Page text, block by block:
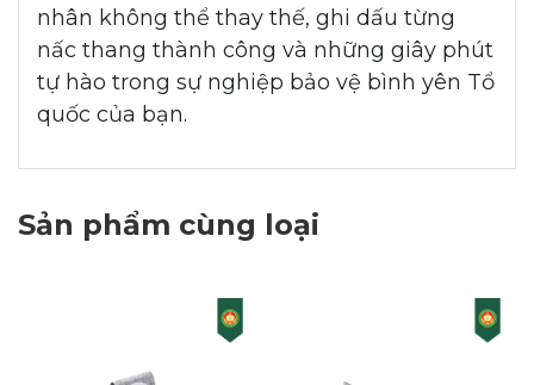
nhân không thể thay thế, ghi dấu từng
nấc thang thành công và những giây phút
tự hào trong sự nghiệp bảo vệ bình yên Tổ
quốc của bạn.
Sản phẩm cùng loại